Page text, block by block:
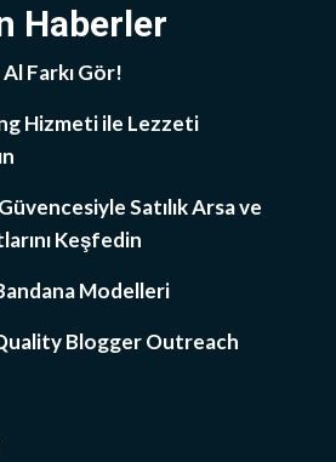
Haberler
Farkı Gör!
Hizmeti ile Lezzeti
Satılık Arsa ve
Keşfedin
Modelleri
Blogger Outreach